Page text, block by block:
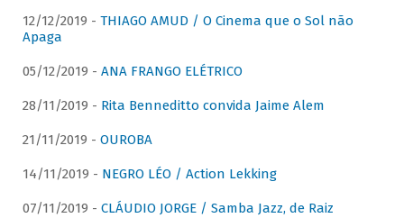
12/12/2019 - THIAGO AMUD / O Cinema que o Sol não
Apaga
05/12/2019 - ANA FRANGO ELÉTRICO
28/11/2019 - Rita Benneditto convida Jaime Alem
21/11/2019 - OUROBA
14/11/2019 - NEGRO LÉO / Action Lekking
07/11/2019 - CLÁUDIO JORGE / Samba Jazz, de Raiz